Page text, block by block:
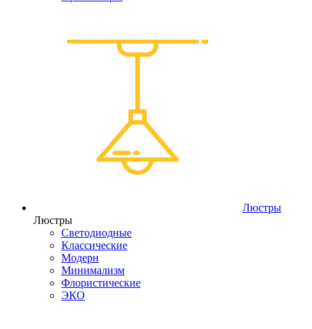
Люстры
Люстры
Светодиодные
Классические
Модерн
Минимализм
Флористические
ЭКО